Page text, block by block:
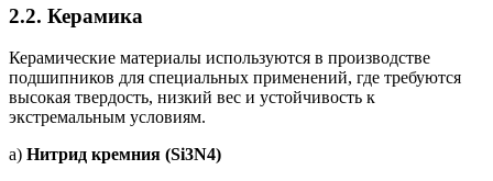
2.2. Керамика
Керамические материалы используются в производстве
подшипников для специальных применений, где требуются
высокая твердость, низкий вес и устойчивость к
экстремальным условиям.
а) Нитрид кремния (Si3N4)